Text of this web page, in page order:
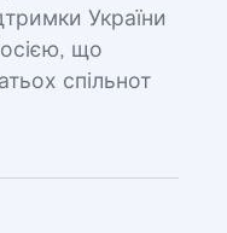
України
що
спільнот